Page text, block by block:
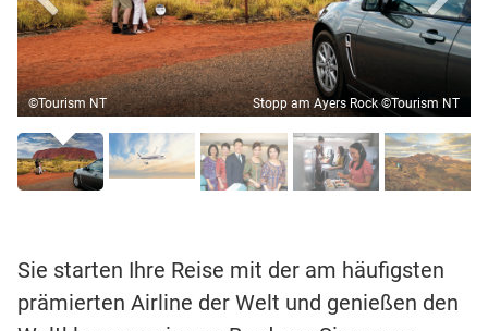
©Tourism NT Stopp am Ayers Rock ©Tourism NT
Sie starten Ihre Reise mit der am häufigsten
prämierten Airline der Welt und genießen den